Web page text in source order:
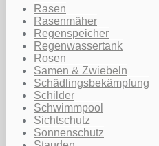
Rasen
Rasenmäher
Regenspeicher
Regenwassertank
Rosen
Samen & Zwiebeln
Schädlingsbekämpfung
Schilder
Schwimmpool
Sichtschutz
Sonnenschutz